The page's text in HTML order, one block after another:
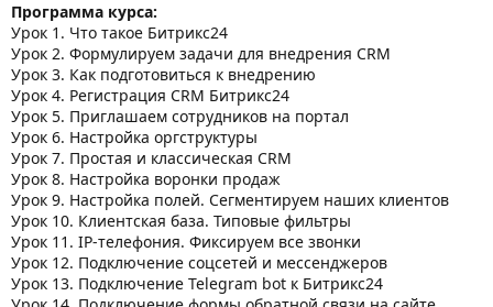
Программа курса:
Урок 1. Что такое Битрикс24
Урок 2. Формулируем задачи для внедрения CRM
Урок 3. Как подготовиться к внедрению
Урок 4. Регистрация CRM Битрикс24
Урок 5. Приглашаем сотрудников на портал
Урок 6. Настройка оргструктуры
Урок 7. Простая и классическая CRM
Урок 8. Настройка воронки продаж
Урок 9. Настройка полей. Сегментируем наших клиентов
Урок 10. Клиентская база. Типовые фильтры
Урок 11. IP-телефония. Фиксируем все звонки
Урок 12. Подключение соцсетей и мессенджеров
Урок 13. Подключение Telegram bot к Битрикс24